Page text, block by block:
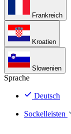
Frankreich
Kroatien
Slowenien
Sprache
Deutsch
Sockelleisten